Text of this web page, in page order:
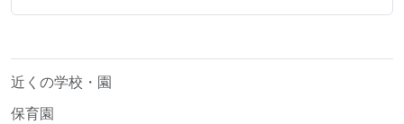
近くの学校・園
保育園